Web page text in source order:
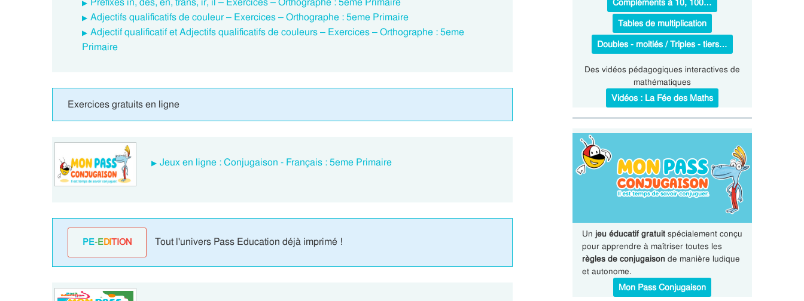
Adjectifs qualificatifs de couleur – Exercices – Orthographe : 5eme Primaire
Adjectif qualificatif et Adjectifs qualificatifs de couleurs – Exercices – Orthographe : 5eme
Primaire
Exercices gratuits en ligne
Jeux en ligne : Conjugaison - Français : 5eme Primaire
PE-EDITION Tout l'univers Pass Education déjà imprimé !
Compléments à 10, 100…
Tables de multiplication
Doubles - moitiés / Triples - tiers…
Des vidéos pédagogiques interactives de
mathématiques
Vidéos : La Fée des Maths
Un jeu éducatif gratuitspécialement conçu
pour apprendre à maîtriser toutes les
règles de conjugaisonde manière ludique
et autonome.
Mon Pass Conjugaison